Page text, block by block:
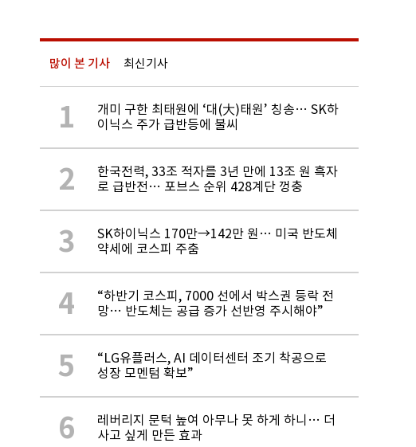
많이 본 기사 최신기사
1
개미 구한 최태원에 ‘대(大)태원’ 칭송… SK하
이닉스 주가 급반등에 불씨
2
한국전력, 33조 적자를 3년 만에 13조 원 흑자
로 급반전… 포브스 순위 428계단 껑충
3
SK하이닉스 170만→142만 원… 미국 반도체
약세에 코스피 주춤
4
“하반기 코스피, 7000 선에서 박스권 등락 전
망… 반도체는 공급 증가 선반영 주시해야”
5
“LG유플러스, AI 데이터센터 조기 착공으로
성장 모멘텀 확보”
6
레버리지 문턱 높여 아무나 못 하게 하니… 더
사고 싶게 만든 효과